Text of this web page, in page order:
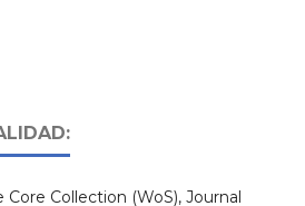
Core Collection (WoS), Journal